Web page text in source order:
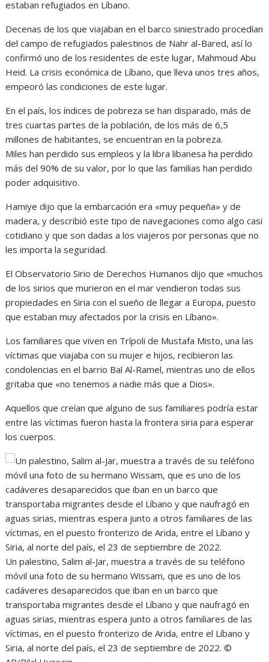
estaban refugiados en Líbano.
Decenas de los que viajaban en el barco siniestrado procedían
del campo de refugiados palestinos de Nahr al-Bared, así lo
confirmó uno de los residentes de este lugar, Mahmoud Abu
Heid. La crisis económica de Líbano, que lleva unos tres años,
empeoró las condiciones de este lugar.
En el país, los índices de pobreza se han disparado, más de
tres cuartas partes de la población, de los más de 6,5
millones de habitantes, se encuentran en la pobreza.
Miles han perdido sus empleos y la libra libanesa ha perdido
más del 90% de su valor, por lo que las familias han perdido
poder adquisitivo.
Hamiye dijo que la embarcación era «muy pequeña» y de
madera, y describió este tipo de navegaciones como algo casi
cotidiano y que son dadas a los viajeros por personas que no
les importa la seguridad.
El Observatorio Sirio de Derechos Humanos dijo que «muchos
de los sirios que murieron en el mar vendieron todas sus
propiedades en Siria con el sueño de llegar a Europa, puesto
que estaban muy afectados por la crisis en Líbano».
Los familiares que viven en Trípoli de Mustafa Misto, una las
víctimas que viajaba con su mujer e hijos, recibieron las
condolencias en el barrio Bal Al-Ramel, mientras uno de ellos
gritaba que «no tenemos a nadie más que a Dios».
Aquellos que creían que alguno de sus familiares podría estar
entre las víctimas fueron hasta la frontera siria para esperar
los cuerpos.
Un palestino, Salim al-Jar, muestra a través de su teléfono
móvil una foto de su hermano Wissam, que es uno de los
cadáveres desaparecidos que iban en un barco que
transportaba migrantes desde el Líbano y que naufragó en
aguas sirias, mientras espera junto a otros familiares de las
víctimas, en el puesto fronterizo de Arida, entre el Líbano y
Siria, al norte del país, el 23 de septiembre de 2022. ©